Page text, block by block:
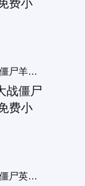
植物大战僵尸羊年版
植物大战僵尸英雄版